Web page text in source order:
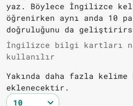
yaz. Böylece İngilizce
öğrenirken aynı anda 10
doğruluğunu da
İngilizce bilgi kartları
kullanılır
Yakında daha fazla kelime
eklenecektir.